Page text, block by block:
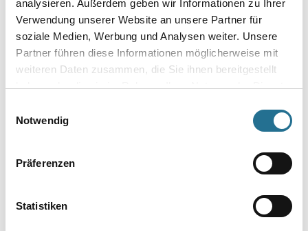
analysieren. Außerdem geben wir Informationen zu Ihrer
Verwendung unserer Website an unsere Partner für
soziale Medien, Werbung und Analysen weiter. Unsere
Partner führen diese Informationen möglicherweise mit
weiteren Daten zusammen, die Sie ihnen bereitgestellt
haben oder die sie im Rahmen Ihrer Nutzung der Dienste
Notwendig
Präferenzen
Statistiken
Bitte einloggen, um Preise zu
sehen
Bitte einloggen, um Preise zu
sehen